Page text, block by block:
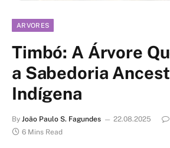
ARVORES
Timbó: A Árvore
a Sabedoria
Indígena
By João Paulo S. Fagundes 22.08.2025
6 Mins Read